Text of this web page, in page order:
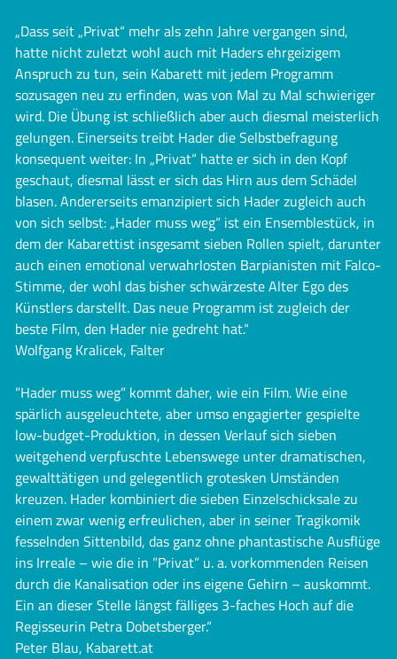
„Dass seit „Privat“ mehr als zehn Jahre vergangen sind,
hatte nicht zuletzt wohl auch mit Haders ehrgeizigem
Anspruch zu tun, sein Kabarett mit jedem Programm
sozusagen neu zu erfinden, was von Mal zu Mal schwieriger
wird. Die Übung ist schließlich aber auch diesmal meisterlich
gelungen. Einerseits treibt Hader die Selbstbefragung
konsequent weiter: In „Privat“ hatte er sich in den Kopf
geschaut, diesmal lässt er sich das Hirn aus dem Schädel
blasen. Andererseits emanzipiert sich Hader zugleich auch
von sich selbst: „Hader muss weg“ ist ein Ensemblestück, in
dem der Kabarettist insgesamt sieben Rollen spielt, darunter
auch einen emotional verwahrlosten Barpianisten mit Falco-
Stimme, der wohl das bisher schwärzeste Alter Ego des
Künstlers darstellt. Das neue Programm ist zugleich der
beste Film, den Hader nie gedreht hat.“
Wolfgang Kralicek, Falter
”Hader muss weg” kommt daher, wie ein Film. Wie eine
spärlich ausgeleuchtete, aber umso engagierter gespielte
low-budget-Produktion, in dessen Verlauf sich sieben
weitgehend verpfuschte Lebenswege unter dramatischen,
gewalttätigen und gelegentlich grotesken Umständen
kreuzen. Hader kombiniert die sieben Einzelschicksale zu
einem zwar wenig erfreulichen, aber in seiner Tragikomik
fesselnden Sittenbild, das ganz ohne phantastische Ausflüge
ins Irreale – wie die in ”Privat” u. a. vorkommenden Reisen
durch die Kanalisation oder ins eigene Gehirn – auskommt.
Ein an dieser Stelle längst fälliges 3-faches Hoch auf die
Regisseurin Petra Dobetsberger.“
Peter Blau, Kabarett.at